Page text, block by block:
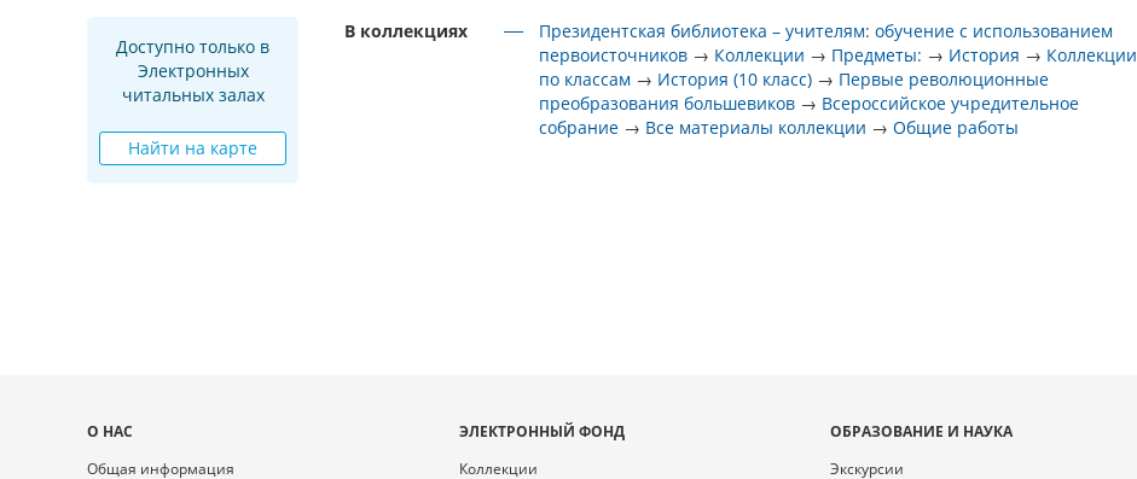
Доступно только в
Электронных
читальных залах
Найти на карте
В коллекциях
Президентская библиотека – учителям: обучение с использованием
первоисточников → Коллекции → Предметы: → История → Коллекции
по классам → История (10 класс) → Первые революционные
преобразования большевиков → Всероссийское учредительное
собрание → Все материалы коллекции →Общие работы
Карта
сайта
О НАС
Общая информация
ЭЛЕКТРОННЫЙ ФОНД
Коллекции
ОБРАЗОВАНИЕ И НАУКА
Экскурсии